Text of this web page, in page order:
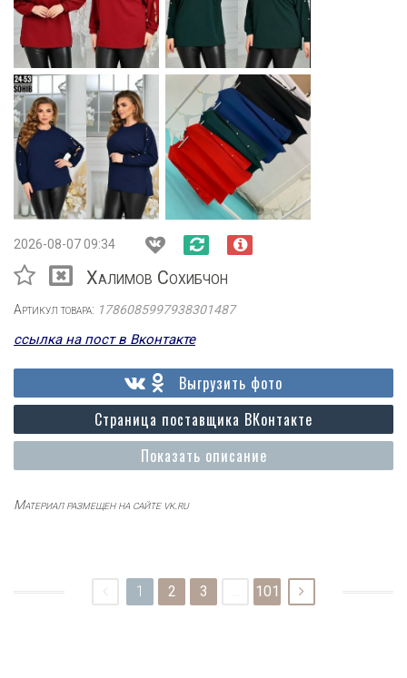
2026-08-07 09:34
Халимов Сохибчон
Артикул товара: 1786085997938301487
ссылка на пост в Вконтакте
Показать описание
Страница поставщика ВКонтакте
Выгрузить фото
Материал размещен на сайте vk.ru
1 2 3 101